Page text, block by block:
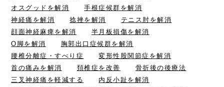
オスグッドを解消
手根症候群を解消
神経痛を解消
捻挫を解消
テニス肘を解消
顔面神経麻痺を解消
半月板損傷を解消
O脚を解消
胸郭出口症候群を解消
腰椎分離症・すべり症
変形性股関節症を解消
首の痛みを解消
頚椎症を改善
骨折後の後療法
三叉神経痛を軽減する
内反小趾を解消